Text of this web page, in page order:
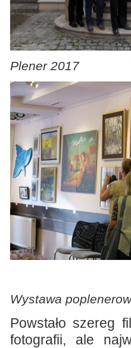
Plener 2017
Wystawa
Powstało szereg
fotografii, ale